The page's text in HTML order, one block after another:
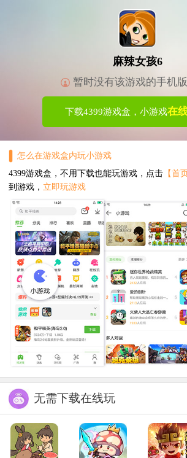
麻辣女孩6
暂时没有该游戏的手机
下载4399游戏盒，小游戏在
怎么在游戏盒内玩小游戏
4399游戏盒，不用下载也能玩游戏，点击【首
到游戏， 立即玩游戏
无需下载在线玩